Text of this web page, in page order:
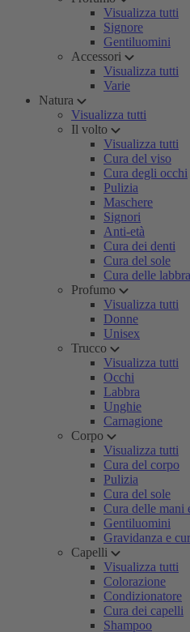
Visualizza tutti
Signore
Gentiluomini
Accessori
Visualizza tutti
Varie
Natura
Visualizza tutti
Il volto
Visualizza tutti
Cura del viso
Cura degli occhi
Pulizia
Maschere
Signori
Anti-età
Cura dei denti
Cura del sole
Cura delle labbra
Profumo
Visualizza tutti
Donne
Unisex
Trucco
Visualizza tutti
Occhi
Labbra
Unghie
Carnagione
Corpo
Visualizza tutti
Cura del corpo
Pulizia
Cura del sole
Cura delle mani
Gentiluomini
Gravidanza e
Capelli
Visualizza tutti
Colorazione
Condizionatore
Cura dei capelli
Shampoo